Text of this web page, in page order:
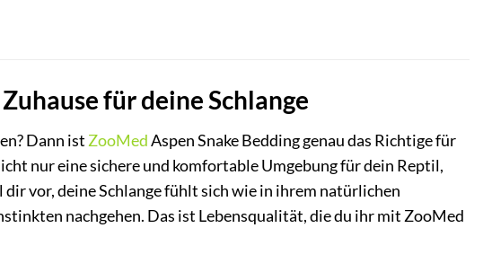
für deine Schlange
Dann istZooMedAspen Snake Bedding genau das Richtige für
nur eine sichere und komfortable Umgebung für dein Reptil,
vor, deine Schlange fühlt sich wie in ihrem natürlichen
nachgehen. Das ist Lebensqualität, die du ihr mit ZooMed